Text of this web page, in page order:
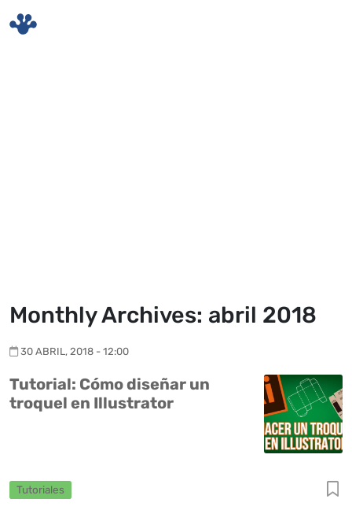
Monthly Archives: abril 2018
30 ABRIL, 2018 - 12:00
Tutorial: Cómo diseñar un
troquel en Illustrator
Tutoriales